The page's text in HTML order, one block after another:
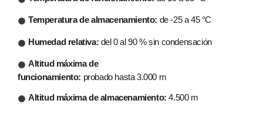
Temperatura de almacenamiento: de -25 a 45 °C
Humedad relativa: del 0 al 90 % sin condensación
Altitud máxima de
funcionamiento: probado hasta 3.000 m
Altitud máxima de almacenamiento: 4.500 m